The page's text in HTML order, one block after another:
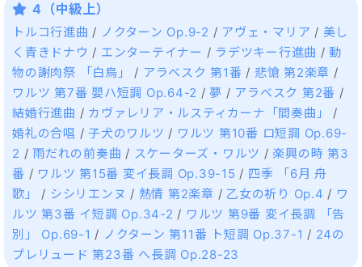
4（中級上）
トルコ行進曲 / ノクターン Op.9-2 / アヴェ・マリア / 美し
く青きドナウ / エンターテイナー / ラデツキー行進曲 /動
物の謝肉祭 「白鳥」
/ アラベスク 第1番 / 悲愴 第2楽章 /
ワルツ 第7番 嬰ハ短調 Op.64-2 /夢 / アラベスク 第2番 /
結婚行進曲 / カヴァレリア・ルスティカーナ「間奏曲」
/
婚礼の合唱 / 子犬のワルツ / ワルツ 第10番 ロ短調 Op.69-
2 / 雨だれの前奏曲 / スケーターズ・ワルツ /楽興の時 第3
番 / ワルツ 第15番 変イ長調 Op.39-15 / 四季 「6月 舟
歌」
/ シシリエンヌ / 熱情 第2楽章 / 乙女の祈り Op.4 / ワ
ルツ 第3番 イ短調 Op.34-2 / ワルツ 第9番 変イ長調 「告
別」 Op.69-1 / ノクターン 第11番 ト短調 Op.37-1 / 24の
プレリュード 第23番 へ長調 Op.28-23